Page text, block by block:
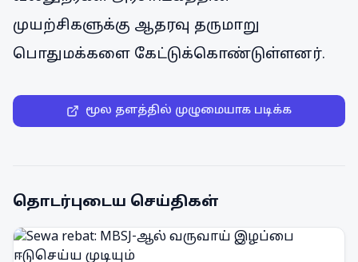
முயற்சிகளுக்கு ஆதரவு தருமாறு
பொதுமக்களை கேட்டுக்கொண்டுள்ளனர்.
மூல தளத்தில் முழுமையாக படிக்க
தொடர்புடைய செய்திகள்